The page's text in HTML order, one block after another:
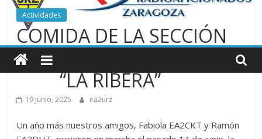
los radioaficionados
La cantera de URZ vuelve a hacerse escuchar en el YOTA
Contest
Unión
de
Radioaficionados
Actividades
COMIDA DE LA SECCIÓN
“LA RIBERA”
19 junio, 2025 ea2urz
Un año más nuestros amigos, Fabiola EA2CKT y Ramón